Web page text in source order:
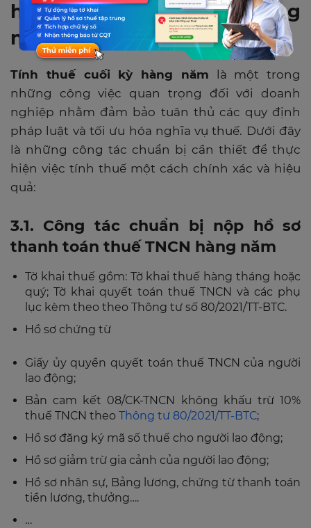
hiện tính thuế cuối kỳ hàng
năm
Tính thuế cuối kỳ hàng năm là một trong
những công việc quan trọng đối với doanh
nghiệp nhằm đảm bảo tuân thủ các quy định
pháp luật và tối ưu hóa nghĩa vụ thuế. Dưới đây
là những công tác chuẩn bị cần thiết để thực
hiện việc tính thuế một cách chính xác và hiệu
quả:
3.1. Công tác chuẩn bị nộp hồ sơ
thanh toán thuế TNCN hàng năm
Tờ khai thuế gồm: Tờ khai thuế hàng tháng hoặc
quý; Tờ khai quyết toán thuế TNCN và các phụ
lục kèm theo theo Thông tư số 80/2021/TT-BTC.
Hồ sơ chứng từ
Giấy ủy quyền quyết toán thuế TNCN của người
lao động;
Bản cam kết 08/CK-TNCN không khấu trừ 10%
thuế TNCN theo Thông tư 80/2021/TT-BTC;
Hồ sơ đăng ký mã số thuế cho người lao động;
Hồ sơ giảm trừ gia cảnh của người lao động;
Hồ sơ nhân sự, Bảng lương, chứng từ thanh toán
tiền lương, thưởng….
…